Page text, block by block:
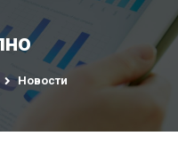
Новости